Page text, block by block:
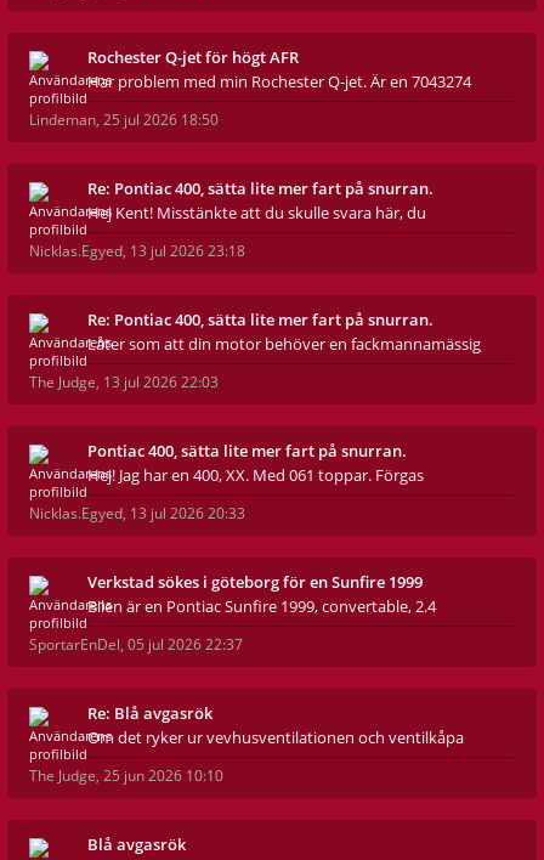
Rochester Q-jet för högt AFR
Har problem med min Rochester Q-jet. Är en 7043274
Lindeman, 25 jul 2026 18:50
Re: Pontiac 400, sätta lite mer fart på snurran.
Hej Kent! Misstänkte att du skulle svara här, du
Nicklas.Egyed, 13 jul 2026 23:18
Re: Pontiac 400, sätta lite mer fart på snurran.
Låter som att din motor behöver en fackmannamässig
The Judge, 13 jul 2026 22:03
Pontiac 400, sätta lite mer fart på snurran.
Hej! Jag har en 400, XX. Med 061 toppar. Förgas
Nicklas.Egyed, 13 jul 2026 20:33
Verkstad sökes i göteborg för en Sunfire 1999
Bilen är en Pontiac Sunfire 1999, convertable, 2.4
SportarEnDel, 05 jul 2026 22:37
Re: Blå avgasrök
Om det ryker ur vevhusventilationen och ventilkåpa
The Judge, 25 jun 2026 10:10
Blå avgasrök